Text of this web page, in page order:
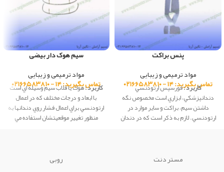
پنس براکت
مواد ترمیمی و زیبایی
تماس بگیرید: ۱۴ - ۰۲۱۶۶۵۸۳۸۱۰
کاربرد :فورسپس ارتودنسي
دندانپزشكي، ابزاري است مخصوص نگه
داشتن سيم، براکت و ساير موارد در
ارتودنسي. لازم به ذکر است که در دندان
سیم هوک دار بیضی
مواد ترمیمی و زیبایی
تماس بگیرید: ۱۴ - ۰۲۱۶۶۵۸۳۸۱۰
کاربرد :هوك يا قلاب سيم وسيله اي است
با ابعاد و درجات مختلف كه در اعمال
ارتودنسي براي اعمال فشار روي دندانها به
منظور تغيير موقعيتشان استفاده مي
مستر دنت روبی